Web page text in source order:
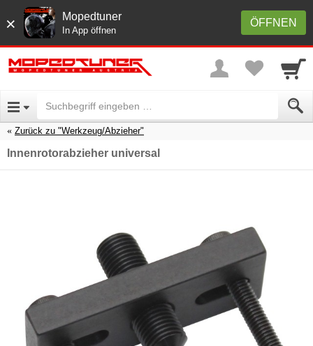
× ÖFFNEN
Mopedtuner
In App öffnen
Zurück zu "Werkzeug/Abzieher"
Innenrotorabzieher universal